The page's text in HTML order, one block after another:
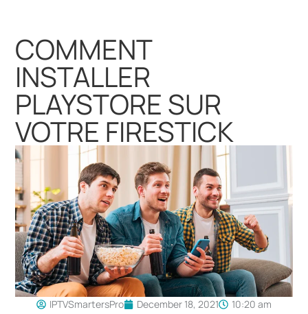
COMMENT
INSTALLER
PLAYSTORE SUR
VOTRE FIRESTICK
IPTVSmartersPro December 18, 2021 10:20 am